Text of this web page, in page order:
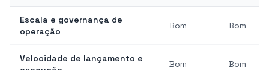
Escala e governança de
operação
Bom Bom
Velocidade de lançamento e
Bom Bom